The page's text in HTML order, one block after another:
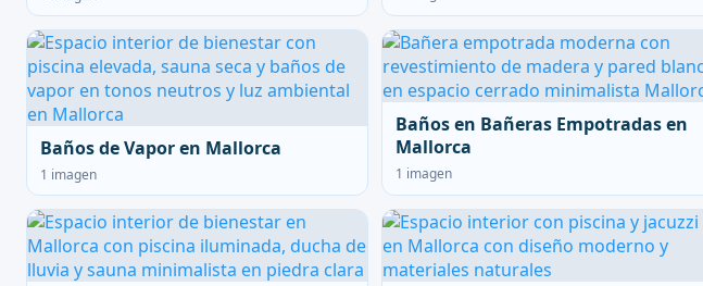
Baños de Vapor en Mallorca
1 imagen
Baños en Bañeras Empotradas en
Mallorca
1 imagen